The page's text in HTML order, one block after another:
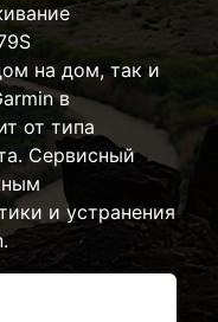
на дом, так и
в
от типа
Сервисный
и устранения